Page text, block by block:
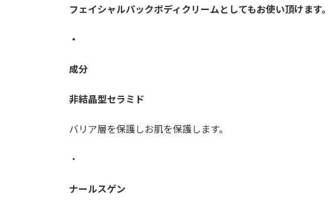
フェイシャルパックボディクリームとしてもお使い頂けます。
・
成分
非結晶型セラミド
バリア層を保護しお肌を保護します。
・
ナールスゲン